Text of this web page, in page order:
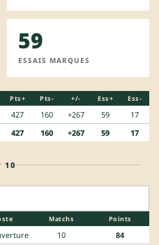
59
ESSAIS MARQUES
Pts+ Pts- +/- Ess+ Ess-
427 160 +267 59
17
427 160 +267 59 17
10
Matchs Points
10
84